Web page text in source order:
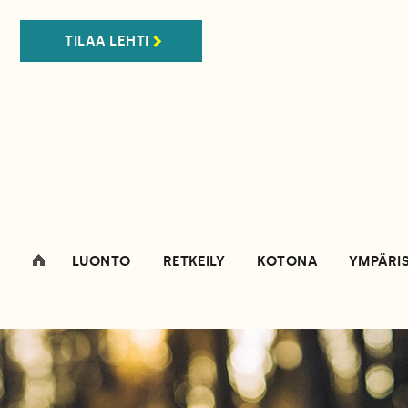
TILAA LEHTI
LUONTO RETKEILY KOTONA